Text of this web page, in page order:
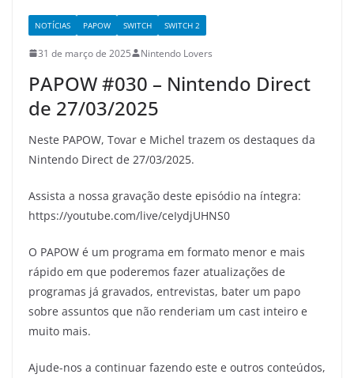
NOTÍCIAS PAPOW SWITCH SWITCH 2
31 de março de 2025 Nintendo Lovers
PAPOW #030 – Nintendo Direct
de 27/03/2025
Neste PAPOW, Tovar e Michel trazem os destaques da
Nintendo Direct de 27/03/2025.
Assista a nossa gravação deste episódio na íntegra:
https://youtube.com/live/ceIydjUHNS0
O PAPOW é um programa em formato menor e mais
rápido em que poderemos fazer atualizações de
programas já gravados, entrevistas, bater um papo
sobre assuntos que não renderiam um cast inteiro e
muito mais.
Ajude-nos a continuar fazendo este e outros conteúdos,